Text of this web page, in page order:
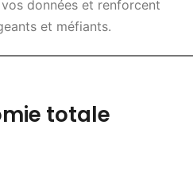
données et renforcent
et méfiants.
totale